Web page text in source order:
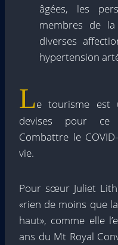
âgées, les
membres de
diverses
hypertension
Le tourisme est
devises pour ce
Combattre le
vie.
Pour sœur Juliet
«rien de moins que
haut», comme elle
ans du Mt Royal